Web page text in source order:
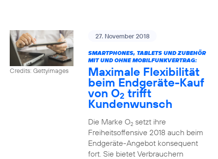
Credits: Gettyimages
27. November 2018
SMARTPHONES, TABLETS UND ZUBEHÖR
MIT UND OHNE MOBILFUNKVERTRAG:
Maximale Flexibilität
beim Endgeräte-Kauf
von O2 trifft
Kundenwunsch
Die Marke O2setzt ihre
Freiheitsoffensive 2018 auch beim
Endgeräte-Angebot konsequent
fort. Sie bietet Verbrauchern